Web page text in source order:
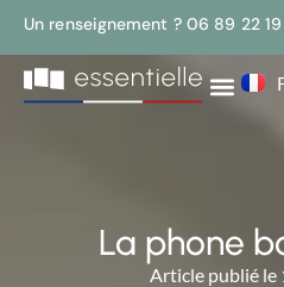
Un renseignement ? 06 89 22
La phone
Article publié le